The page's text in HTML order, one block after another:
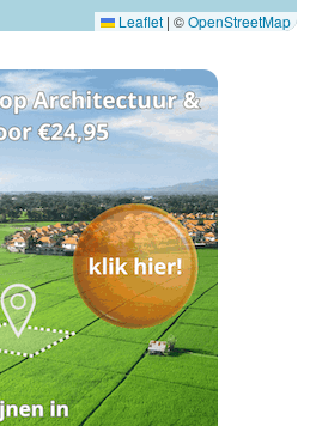
Leaflet | ©OpenStreetMap